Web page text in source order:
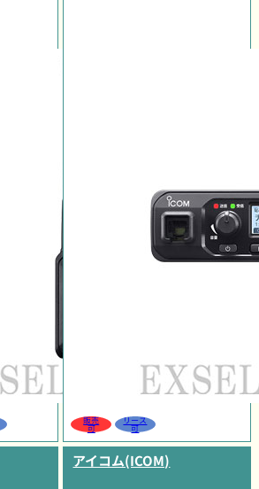
販売
可
リース
可
アイコム(ICOM)